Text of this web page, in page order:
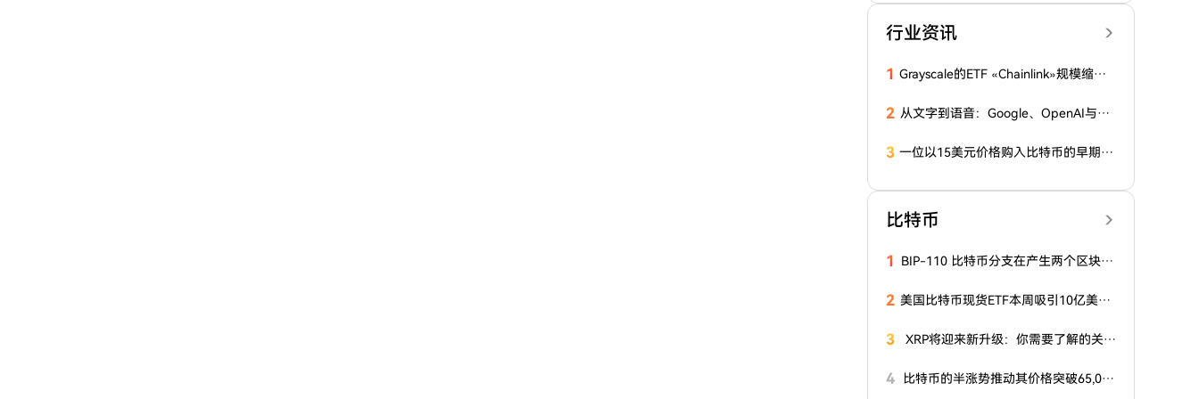
行业资讯
1 Grayscale的ETF «Chainlink»规模缩水
2 从文字到语音：Google、OpenAI与微
3 一位以15美元价格购入比特币的早期大
比特币
1
BIP-110 比特币分支在产生两个区块后
2 美国比特币现货ETF本周吸引10亿美元
3
XRP将迎来新升级：你需要了解的关键
4
比特币的半涨势推动其价格突破65,00